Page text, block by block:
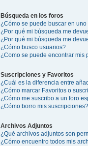
Búsqueda en los foros
¿Cómo se puede buscar en
¿Por qué mi búsqueda me
¿Por qué mi búsqueda me
¿Cómo busco usuarios?
¿Como se puede encontrar mis
Suscripciones y Favoritos
¿Cuál es la diferencia entre
¿Cómo marcar Favoritos o
¿Cómo me suscribo a un foro
¿Cómo borro mis suscripciones?
Archivos Adjuntos
¿Qué archivos adjuntos son
¿Cómo encuentro todos mis